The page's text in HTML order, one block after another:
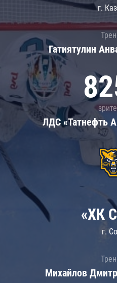
г.
Гатиятулин
ЛДС «Татнефть
«ХК
г.
Михайлов